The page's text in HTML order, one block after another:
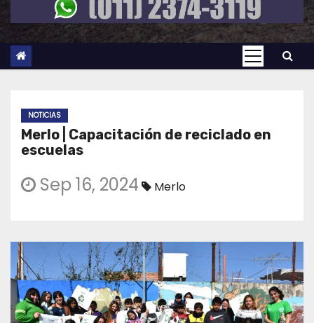
NOTICIAS
Merlo | Capacitación de reciclado en
escuelas
Sep 16, 2024 Merlo